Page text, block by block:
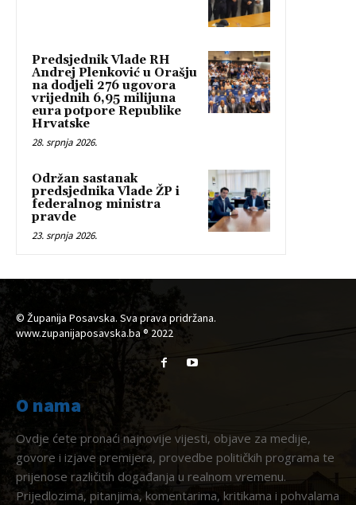
Predsjednik Vlade RH
Andrej Plenković u Orašju
na dodjeli 276 ugovora
vrijednih 6,95 milijuna
eura potpore Republike
Hrvatske
28. srpnja 2026.
Održan sastanak
predsjednika Vlade ŽP i
federalnog ministra
pravde
23. srpnja 2026.
© Županija Posavska. Sva prava pridržana.
www.zupanijaposavska.ba ® 2022
O nama
Ovdje ćete pronaći najnovije vijesti, objave za medije,
govore i izjave premijera, provedbe političkih programa te
prijenose različitih događanja u realnom vremenu.
Prijedlozima, pitanjima, komentarima, kritikama i pohvalama